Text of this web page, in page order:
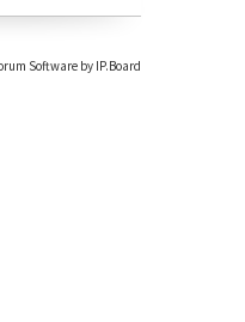
Software by IP.Board